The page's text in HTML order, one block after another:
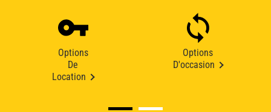
Options
De
Location
Options
D'occasion